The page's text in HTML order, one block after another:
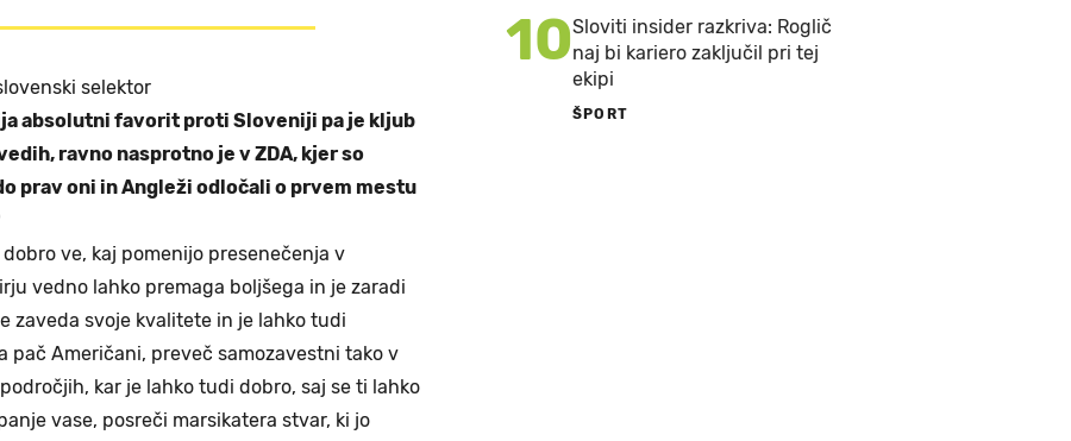
selektor
absolutni favorit proti Sloveniji pa je kljub
ravno nasprotno je v ZDA, kjer so
prav oni in Angleži odločali o prvem mestu
ve, kaj pomenijo presenečenja v
vedno lahko premaga boljšega in je zaradi
zaveda svoje kvalitete in je lahko tudi
pač Američani, preveč samozavestni tako v
kar je lahko tudi dobro, saj se ti lahko
vase, posreči marsikatera stvar, ki jo
10Sloviti insider razkriva: Roglič
naj bi kariero zaključil pri tej
ekipi
ŠPORT